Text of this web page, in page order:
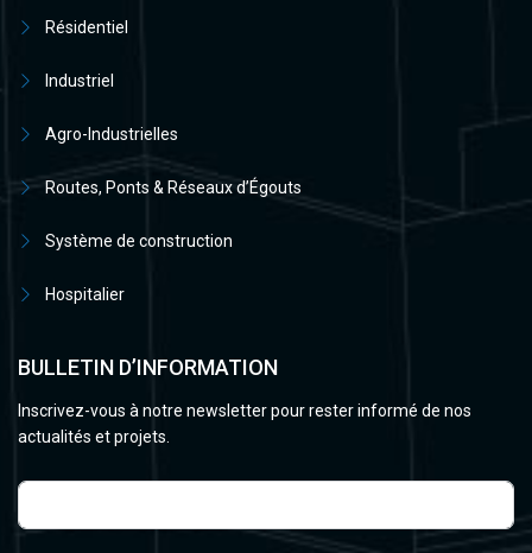
Résidentiel
Industriel
Agro-Industrielles
Routes, Ponts & Réseaux d’Égouts
Système de construction
Hospitalier
BULLETIN D’INFORMATION
Inscrivez-vous à notre newsletter pour rester informé de nos
actualités et projets.